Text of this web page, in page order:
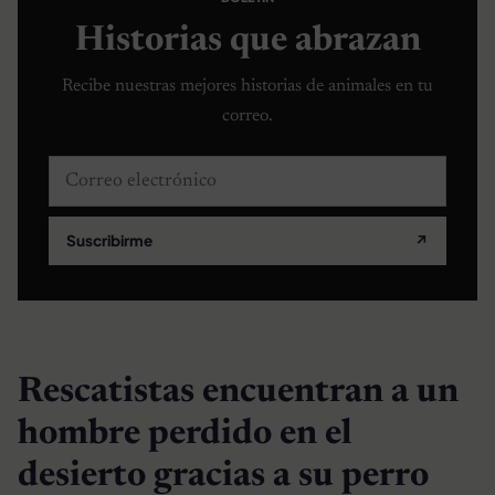
Historias que abrazan
Recibe nuestras mejores historias de animales en tu
correo.
Correo electrónico
Suscribirme ↗
Rescatistas encuentran a un
hombre perdido en el
desierto gracias a su perro